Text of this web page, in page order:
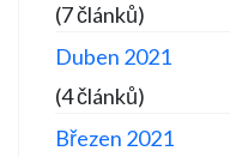
(7 článků)
Duben 2021
(4 článků)
Březen 2021